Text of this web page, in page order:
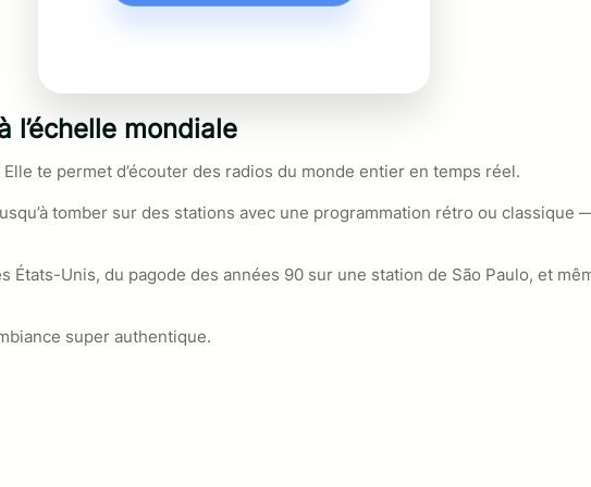
l’échelle mondiale
te permet d’écouter des radios du monde entier en temps réel.
tomber sur des stations avec une programmation rétro ou classique
Unis, du pagode des années 90 sur une station de São Paulo, et
super authentique.